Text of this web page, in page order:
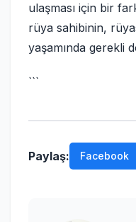
ulaşması için bir
rüya sahibinin,
yaşamında gerekli
```
Paylaş: Facebook